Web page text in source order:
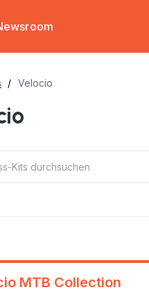
Velocio
MTB Collection